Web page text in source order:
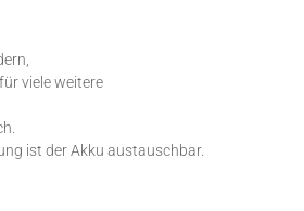
viele weitere
ist der Akku austauschbar.